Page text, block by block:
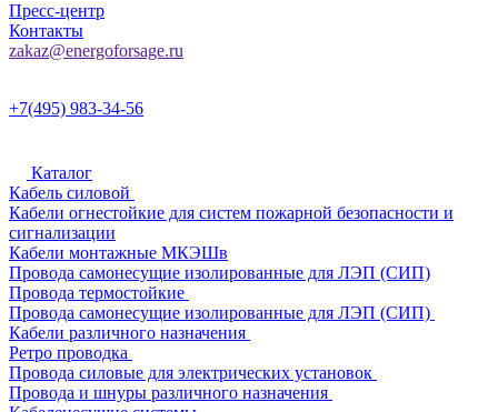
Пресс-центр
Контакты
zakaz@energoforsage.ru
+7(495) 983-34-56
Каталог
Кабель силовой
Кабели огнестойкие для систем пожарной безопасности и
сигнализации
Кабели монтажные МКЭШв
Провода самонесущие изолированные для ЛЭП (СИП)
Провода термостойкие
Провода самонесущие изолированные для ЛЭП (СИП)
Кабели различного назначения
Ретро проводка
Провода силовые для электрических установок
Провода и шнуры различного назначения